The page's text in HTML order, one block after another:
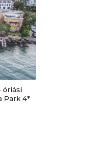
óriási
Park 4*